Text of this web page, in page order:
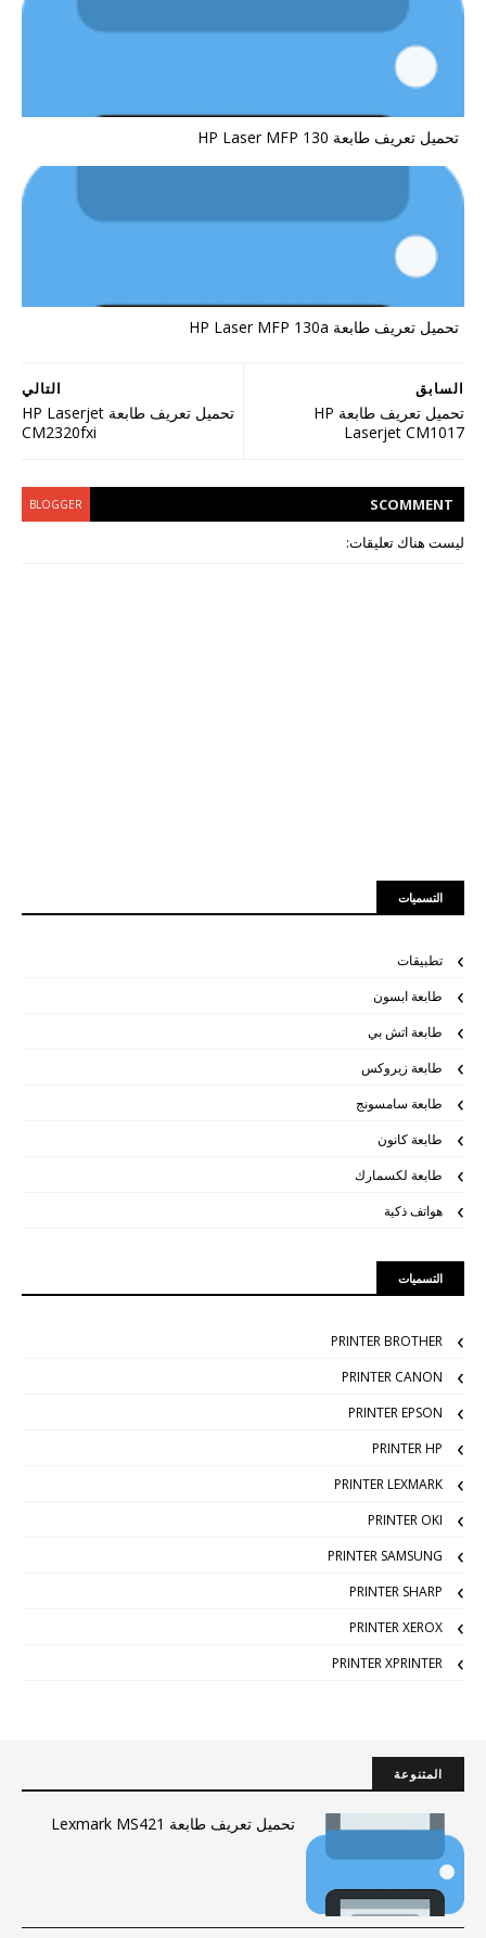
تحميل تعريف طابعة HP Laser MFP 130
تحميل تعريف طابعة HP Laser MFP 130a
التالي
تحميل تعريف طابعة HP Laserjet
CM2320fxi
السابق
تحميل تعريف طابعة HP
Laserjet CM1017
COMMENT
S
BLOGGER
ليست هناك تعليقات:
التسميات
تطبيقات
طابعة ابسون
طابعة اتش بي
طابعة زيروكس
طابعة سامسونج
طابعة كانون
طابعة لكسمارك
هواتف ذكية
التسميات
PRINTER BROTHER
PRINTER CANON
PRINTER EPSON
PRINTER HP
PRINTER LEXMARK
PRINTER OKI
PRINTER SAMSUNG
PRINTER SHARP
PRINTER XEROX
PRINTER XPRINTER
المتنوعة
تحميل تعريف طابعة Lexmark MS421